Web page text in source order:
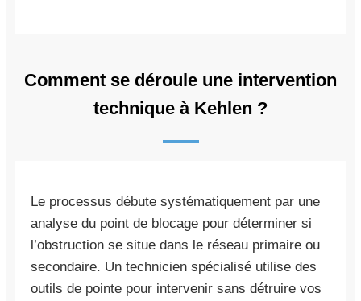
Comment se déroule une intervention
technique à Kehlen ?
Le processus débute systématiquement par une
analyse du point de blocage pour déterminer si
l’obstruction se situe dans le réseau primaire ou
secondaire. Un technicien spécialisé utilise des
outils de pointe pour intervenir sans détruire vos